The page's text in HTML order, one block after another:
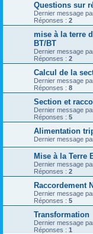
Questions sur
Dernier message
Réponses : 2
mise à la terre
BT/BT
Dernier message
Réponses : 2
Calcul de la
Dernier message
Réponses : 8
Section et
Dernier message
Réponses : 5
Alimentation
Dernier message
Mise à la Terre
Dernier message
Réponses : 2
Raccordement
Dernier message
Réponses : 5
Transformation
Dernier message
Réponses : 1